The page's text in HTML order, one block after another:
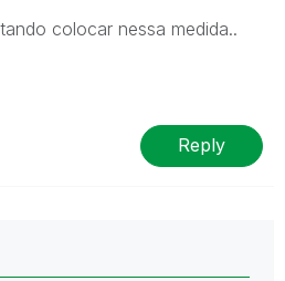
colocar nessa medida..
Reply